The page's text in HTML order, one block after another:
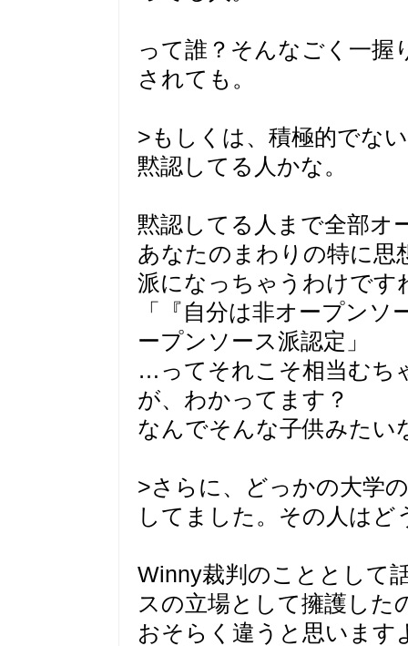
って誰？そんなごく一握
されても。
>もしくは、積極的でな
黙認してる人かな。
黙認してる人まで全部オ
あなたのまわりの特に思
派になっちゃうわけです
「『自分は非オープン
ープンソース派認定」
…ってそれこそ相当むち
が、わかってます？
なんでそんな子供みたい
>さらに、どっかの大学
してました。その人はど
Winny裁判のこととして
スの立場として擁護した
おそらく違うと思います